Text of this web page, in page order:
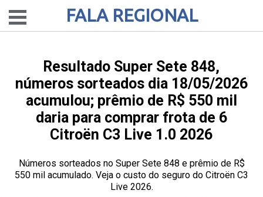
FALA REGIONAL
Resultado Super Sete 848,
números sorteados dia 18/05/2026
acumulou; prêmio de R$ 550 mil
daria para comprar frota de 6
Citroën C3 Live 1.0 2026
Números sorteados no Super Sete 848 e prêmio de R$
550 mil acumulado. Veja o custo do seguro do Citroën C3
Live 2026.